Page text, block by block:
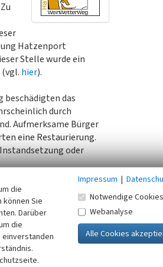
Hatzenport
Stelle wurde ein
hier).
beschädigten das
durch
Aufmerksame Bürger
eine Restaurierung.
oder
Fragmente zu
Schröder aus
und die konkrete
in Angriff
die
Sie
Darüber
die
Impressum |
Notwendige Cookies
Webanalyse